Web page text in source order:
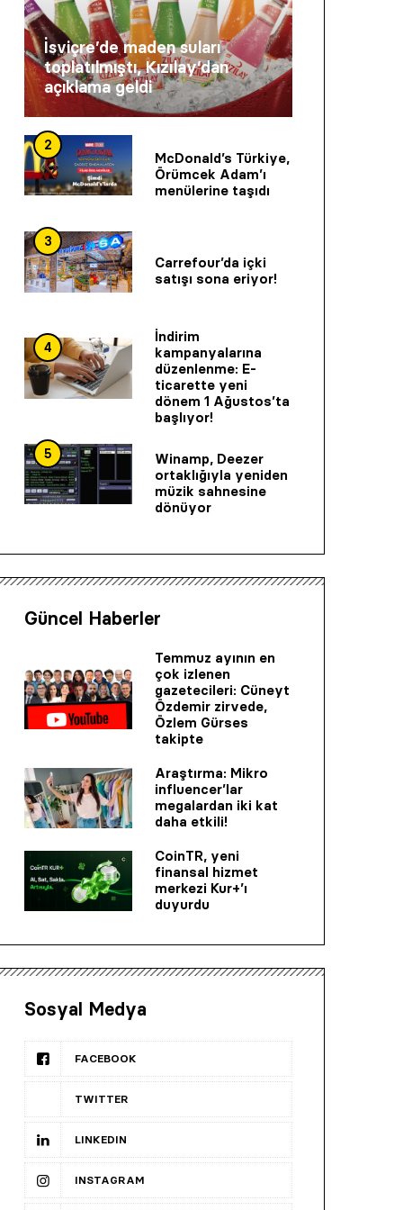
İsviçre’de maden suları
toplatılmıştı, Kızılay’dan
açıklama geldi
2
McDonald’s Türkiye,
Örümcek Adam’ı
menülerine taşıdı
3
Carrefour’da içki
satışı sona eriyor!
4
İndirim
kampanyalarına
düzenlenme: E-
ticarette yeni
dönem 1 Ağustos’ta
başlıyor!
5
Winamp, Deezer
ortaklığıyla yeniden
müzik sahnesine
dönüyor
Güncel Haberler
Temmuz ayının en
çok izlenen
gazetecileri: Cüneyt
Özdemir zirvede,
Özlem Gürses
takipte
Araştırma: Mikro
influencer’lar
megalardan iki kat
daha etkili!
CoinTR, yeni
finansal hizmet
merkezi Kur+’ı
duyurdu
Sosyal Medya
FACEBOOK
TWITTER
LINKEDIN
INSTAGRAM